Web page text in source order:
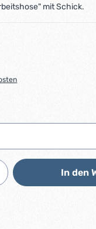
mit Schick.
den In den